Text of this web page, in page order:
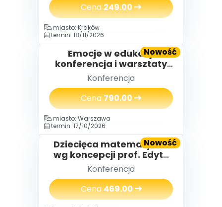
Cena249.00
Nowość
miasto: Kraków
termin: 18/11/2026
Emocje w edukacji
konferencja i warsztaty
(2 dni) 18-19.11.2026
Konferencja
Cena790.00
Nowość
miasto: Warszawa
termin: 17/10/2026
Dziecięca matematyka®
wg koncepcji prof. Edyty
Gruszczyk-Kolczyńskiej
Konferencja
Cena469.00